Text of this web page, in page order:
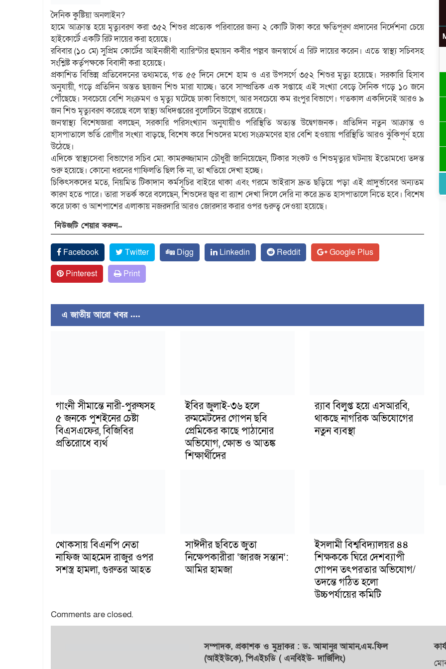
দৈনিক কুষ্টিয়া অনলাইন?
হামে আক্রান্ত হয়ে মৃত্যুবরণ করা ৩৫২ শিশুর প্রত্যেক পরিবারের জন্য ২ কোটি টাকা করে ক্ষতিপূরণ প্রদানের নির্দেশনা চেয়ে
হাইকোর্টে একটি রিট দায়ের করা হয়েছে।
রবিবার (১০ মে) সুপ্রিম কোর্টের আইনজীবী ব্যারিস্টার হুমায়ন কবীর পল্লব জনস্বার্থে এ রিট দায়ের করেন। এতে স্বাস্থ্য সচিবসহ
সংশ্লিষ্ট কর্তৃপক্ষকে বিবাদী করা হয়েছে।
প্রকাশিত বিভিন্ন প্রতিবেদনের তথ্যমতে, গত ৫৫ দিনে দেশে হাম ও এর উপসর্গে ৩৫২ শিশুর মৃত্যু হয়েছে। সরকারি হিসাব
অনুযায়ী, গড়ে প্রতিদিন অন্তত ছয়জন শিশু মারা যাচ্ছে। তবে সাম্প্রতিক এক সপ্তাহে এই সংখ্যা বেড়ে দৈনিক গড়ে ১০ জনে
পৌঁছেছে। সবচেয়ে বেশি সংক্রমণ ও মৃত্যু ঘটেছে ঢাকা বিভাগে, আর সবচেয়ে কম রংপুর বিভাগে। গতকাল একদিনেই আরও ৯
জন শিশু মৃত্যুবরণ করেছে বলে স্বাস্থ্য অধিদপ্তরের বুলেটিনে উল্লেখ রয়েছে।
জনস্বাস্থ্য বিশেষজ্ঞরা বলছেন, সরকারি পরিসংখ্যান অনুযায়ীও পরিস্থিতি অত্যন্ত উদ্বেগজনক। প্রতিদিন নতুন আক্রান্ত ও
হাসপাতালে ভর্তি রোগীর সংখ্যা বাড়ছে, বিশেষ করে শিশুদের মধ্যে সংক্রমণের হার বেশি হওয়ায় পরিস্থিতি আরও ঝুঁকিপূর্ণ হয়ে
উঠেছে।
এদিকে স্বাস্থ্যসেবা বিভাগের সচিব মো. কামরুজ্জামান চৌধুরী জানিয়েছেন, টিকার সংকট ও শিশুমৃত্যুর ঘটনায় ইতোমধ্যে তদন্ত
শুরু হয়েছে। কোনো ধরনের গাফিলতি ছিল কি না, তা খতিয়ে দেখা হচ্ছে।
চিকিৎসকদের মতে, নিয়মিত টিকাদান কর্মসূচির বাইরে থাকা এবং গরমে ভাইরাস দ্রুত ছড়িয়ে পড়া এই প্রাদুর্ভাবের অন্যতম
কারণ হতে পারে। তারা সতর্ক করে বলেছেন, শিশুদের জ্বর বা র‌্যাশ দেখা দিলে দেরি না করে দ্রুত হাসপাতালে নিতে হবে। বিশেষ
করে ঢাকা ও আশপাশের এলাকায় নজরদারি আরও জোরদার করার ওপর গুরুত্ব দেওয়া হয়েছে।
নিউজটি শেয়ার করুন..
Facebook Twitter Digg Linkedin Reddit
Google Plus
Pinterest
Print
এ জাতীয় আরো খবর ....
গাংনী সীমান্তে নারী-পুরুষসহ
৫ জনকে পুশইনের চেষ্টা
বিএসএফের, বিজিবির
প্রতিরোধে ব্যর্থ
ইবির জুলাই-৩৬ হলে
রুমমেটদের গোপন ছবি
প্রেমিকের কাছে পাঠানোর
অভিযোগ, ক্ষোভ ও আতঙ্ক
শিক্ষার্থীদের
র‍্যাব বিলুপ্ত হয়ে এসআরবি,
থাকছে নাগরিক অভিযোগের
নতুন ব্যবস্থা
খোকসায় বিএনপি নেতা
নাফিজ আহমেদ রাজুর ওপর
সশস্ত্র হামলা, গুরুতর আহত
সাঈদীর ছবিতে জুতা
নিক্ষেপকারীরা ‘জারজ সন্তান’:
আমির হামজা
ইসলামী বিশ্ববিদ্যালয়র ৪৪
শিক্ষককে ঘিরে দেশব্যাপী
গোপন তৎপরতার অভিযোগ/
তদন্তে গঠিত হলো
উচ্চপর্যায়ের কমিটি
Comments are closed.
সম্পাদক, প্রকাশকওমুদ্রাকর: ড. আমানুর আমান,এম.ফিল
(আইইউকে), পিএইচডি ( এনবিইউ- দার্জিলিং)